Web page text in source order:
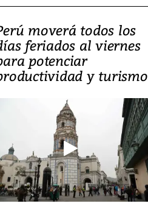
moverá todos los
feriados al viernes
potenciar
y turismo